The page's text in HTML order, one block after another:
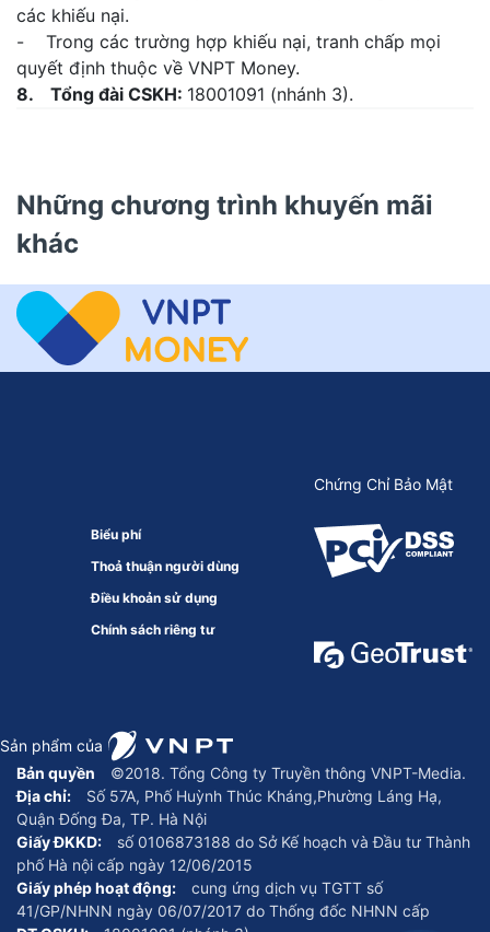
các khiếu nại.
- Trong các trường hợp khiếu nại, tranh chấp mọi
quyết định thuộc về VNPT Money.
8. Tổng đài CSKH: 18001091 (nhánh 3).
Những chương trình khuyến mãi
khác
Bản quyền
©2018. Tổng Công ty Truyền thông VNPT-Media.
Địa chỉ:
Số 57A, Phố Huỳnh Thúc Kháng,Phường Láng Hạ,
Quận Đống Đa, TP. Hà Nội
Giấy ĐKKD:
số 0106873188 do Sở Kế hoạch và Đầu tư Thành
phố Hà nội cấp ngày 12/06/2015
Giấy phép hoạt động:
cung ứng dịch vụ TGTT số
41/GP/NHNN ngày 06/07/2017 do Thống đốc NHNN cấp
Biểu phí
Thoả thuận người dùng
Điều khoản sử dụng
Chính sách riêng tư
Chứng Chỉ Bảo Mật
Sản phẩm của